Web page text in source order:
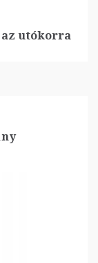
az utókorra